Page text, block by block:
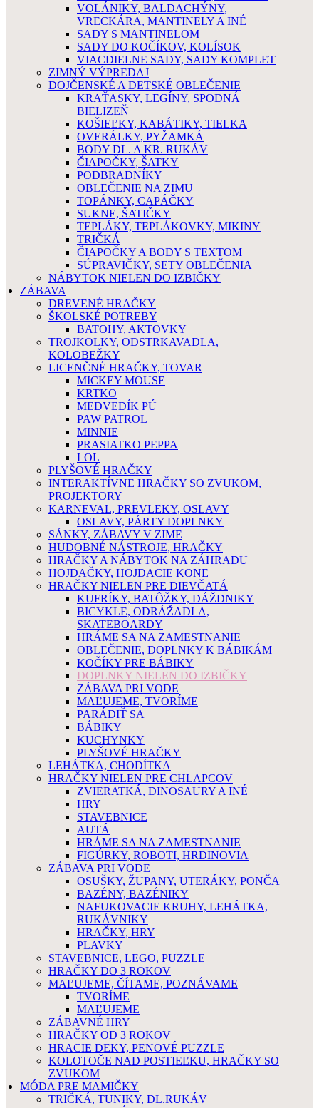
VOLÁNIKY, BALDACHÝNY,
VRECKÁRA, MANTINELY A INÉ
SADY S MANTINELOM
SADY DO KOČÍKOV, KOLÍSOK
VIACDIELNE SADY, SADY KOMPLET
ZIMNÝ VÝPREDAJ
DOJČENSKÉ A DETSKÉ OBLEČENIE
KRAŤASKY, LEGÍNY, SPODNÁ
BIELIZEŇ
KOŠIEĽKY, KABÁTIKY, TIELKA
OVERÁLKY, PYŽAMKÁ
BODY DL. A KR. RUKÁV
ČIAPOČKY, ŠATKY
PODBRADNÍKY
OBLEČENIE NA ZIMU
TOPÁNKY, CAPÁČKY
SUKNE, ŠATIČKY
TEPLÁKY, TEPLÁKOVKY, MIKINY
TRIČKÁ
ČIAPOČKY A BODY S TEXTOM
SÚPRAVIČKY, SETY OBLEČENIA
NÁBYTOK NIELEN DO IZBIČKY
ZÁBAVA
DREVENÉ HRAČKY
ŠKOLSKÉ POTREBY
BATOHY, AKTOVKY
TROJKOLKY, ODSTRKAVADLA,
KOLOBEŽKY
LICENČNÉ HRAČKY, TOVAR
MICKEY MOUSE
KRTKO
MEDVEDÍK PÚ
PAW PATROL
MINNIE
PRASIATKO PEPPA
LOL
PLYŠOVÉ HRAČKY
INTERAKTÍVNE HRAČKY SO ZVUKOM,
PROJEKTORY
KARNEVAL, PREVLEKY, OSLAVY
OSLAVY, PÁRTY DOPLNKY
SÁNKY, ZÁBAVY V ZIME
HUDOBNÉ NÁSTROJE, HRAČKY
HRAČKY A NÁBYTOK NA ZÁHRADU
HOJDAČKY, HOJDACIE KONE
HRAČKY NIELEN PRE DIEVČATÁ
KUFRÍKY, BATÔŽKY, DÁŽDNIKY
BICYKLE, ODRÁŽADLA,
SKATEBOARDY
HRÁME SA NA ZAMESTNANIE
OBLEČENIE, DOPLNKY K BÁBIKÁM
KOČÍKY PRE BÁBIKY
DOPLNKY NIELEN DO IZBIČKY
ZÁBAVA PRI VODE
MAĽUJEME, TVORÍME
PARÁDIŤ SA
BÁBIKY
KUCHYNKY
PLYŠOVÉ HRAČKY
LEHÁTKA, CHODÍTKA
HRAČKY NIELEN PRE CHLAPCOV
ZVIERATKÁ, DINOSAURY A INÉ
HRY
STAVEBNICE
AUTÁ
HRÁME SA NA ZAMESTNANIE
FIGÚRKY, ROBOTI, HRDINOVIA
ZÁBAVA PRI VODE
OSUŠKY, ŽUPANY, UTERÁKY, PONČA
BAZÉNY, BAZÉNIKY
NAFUKOVACIE KRUHY, LEHÁTKA,
RUKÁVNIKY
HRAČKY, HRY
PLAVKY
STAVEBNICE, LEGO, PUZZLE
HRAČKY DO 3 ROKOV
MAĽUJEME, ČÍTAME, POZNÁVAME
TVORÍME
MAĽUJEME
ZÁBAVNÉ HRY
HRAČKY OD 3 ROKOV
HRACIE DEKY, PENOVÉ PUZZLE
KOLOTOČE NAD POSTIEĽKU, HRAČKY SO
ZVUKOM
MÓDA PRE MAMIČKY
TRIČKÁ, TUNIKY, DL.RUKÁV